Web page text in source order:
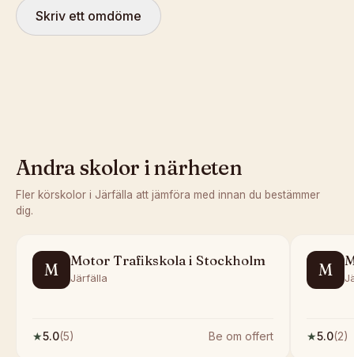
Skriv ett omdöme
Andra skolor i närheten
Fler körskolor i Järfälla att jämföra med innan du bestämmer
dig.
M Motor Trafikskola i Stockholm
Järfälla
★5.0(5) Be om offert
M
★5.0(2)